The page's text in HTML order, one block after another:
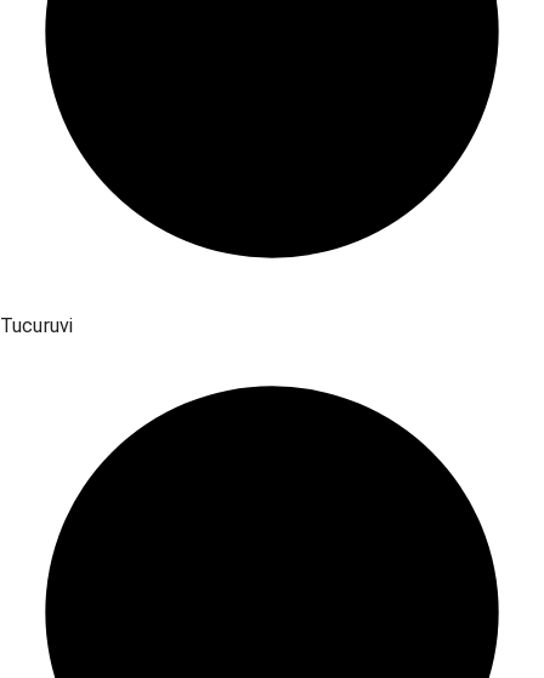
Tucuruvi